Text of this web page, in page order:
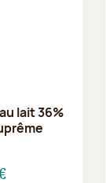
lait 36%